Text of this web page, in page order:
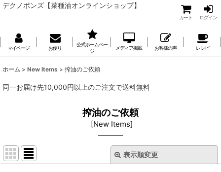
デクノボンズ【菜種油オンラインショップ】
カート ログイン
マイページ お便り
公式ホームペー
ジ
メディア掲載 お客様の声 レシピ
ホーム > New Items > 搾油のご依頼
同一お届け先10,000円以上のご注文で送料無料
搾油のご依頼
[New Items]
表示順変更